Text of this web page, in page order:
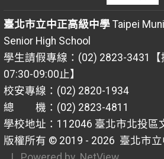
臺北市立中正高級中學Taipei
Senior High School
學生請假專線：(02) 2823-3431【
07:30-09:00止】
校安專線：(02) 2820-1934
總 機：(02) 2823-4811
學校地址：112046 臺北市北投區
版權所有 © 2019 - 2026 臺北市